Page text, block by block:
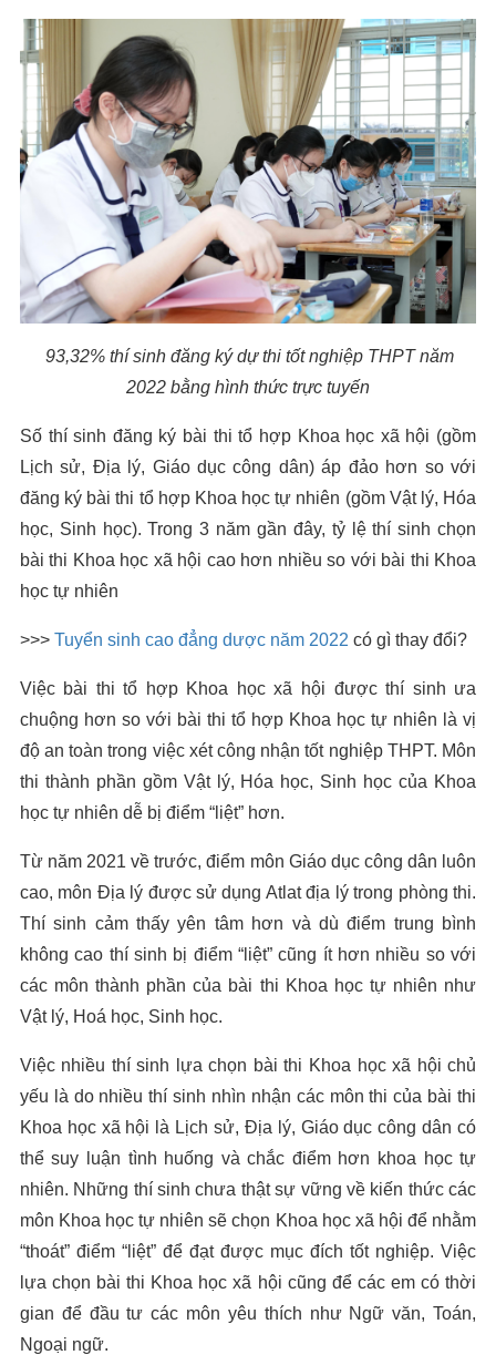
93,32% thí sinh đăng ký dự thi tốt nghiệp THPT năm
2022 bằng hình thức trực tuyến
Số thí sinh đăng ký bài thi tổ hợp Khoa học xã hội (gồm
Lịch sử, Địa lý, Giáo dục công dân) áp đảo hơn so với
đăng ký bài thi tổ hợp Khoa học tự nhiên (gồm Vật lý, Hóa
học, Sinh học). Trong 3 năm gần đây, tỷ lệ thí sinh chọn
bài thi Khoa học xã hội cao hơn nhiều so với bài thi Khoa
học tự nhiên
>>> Tuyển sinh cao đẳng dược năm 2022 có gì thay đổi?
Việc bài thi tổ hợp Khoa học xã hội được thí sinh ưa
chuộng hơn so với bài thi tổ hợp Khoa học tự nhiên là vị
độ an toàn trong việc xét công nhận tốt nghiệp THPT. Môn
thi thành phần gồm Vật lý, Hóa học, Sinh học của Khoa
học tự nhiên dễ bị điểm “liệt” hơn.
Từ năm 2021 về trước, điểm môn Giáo dục công dân luôn
cao, môn Địa lý được sử dụng Atlat địa lý trong phòng thi.
Thí sinh cảm thấy yên tâm hơn và dù điểm trung bình
không cao thí sinh bị điểm “liệt” cũng ít hơn nhiều so với
các môn thành phần của bài thi Khoa học tự nhiên như
Vật lý, Hoá học, Sinh học.
Việc nhiều thí sinh lựa chọn bài thi Khoa học xã hội chủ
yếu là do nhiều thí sinh nhìn nhận các môn thi của bài thi
Khoa học xã hội là Lịch sử, Địa lý, Giáo dục công dân có
thể suy luận tình huống và chắc điểm hơn khoa học tự
nhiên. Những thí sinh chưa thật sự vững về kiến thức các
môn Khoa học tự nhiên sẽ chọn Khoa học xã hội để nhằm
“thoát” điểm “liệt” để đạt được mục đích tốt nghiệp. Việc
lựa chọn bài thi Khoa học xã hội cũng để các em có thời
gian để đầu tư các môn yêu thích như Ngữ văn, Toán,
Ngoại ngữ.